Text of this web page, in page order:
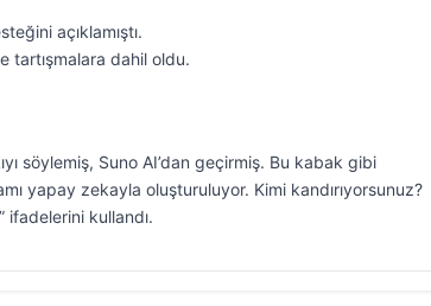
açıklamıştı.
tartışmalara dahil oldu.
söylemiş, Suno AI’dan geçirmiş. Bu kabak gibi
yapay zekayla oluşturuluyor. Kimi kandırıyorsunuz?
ifadelerini kullandı.